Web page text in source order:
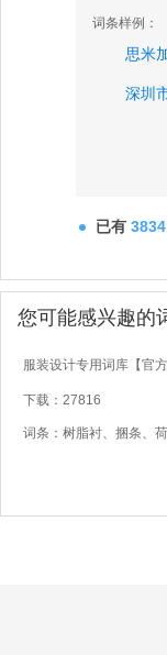
词条样例：
思米
深圳
已有 3834
您可能感兴趣的
服装设计专用词库【官方
下载：27816
词条：树脂衬、捆条、